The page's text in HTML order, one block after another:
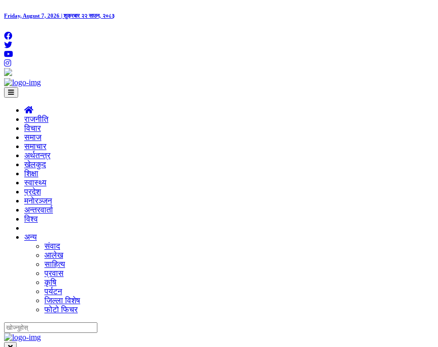
Friday, August 7, 2026 | शुक्रबार २२ साउन, २०८३
राजनीति
विचार
समाज
समाचार
अर्थतन्त्र
खेलकुद
शिक्षा
स्वास्थ्य
प्रदेश
मनाेरञ्जन
अन्तरवार्ता
विश्व
अन्य
संवाद
आलेख
साहित्य
प्रवास
कृषि
पर्यटन
जिल्ला विशेष
फोटो फिचर